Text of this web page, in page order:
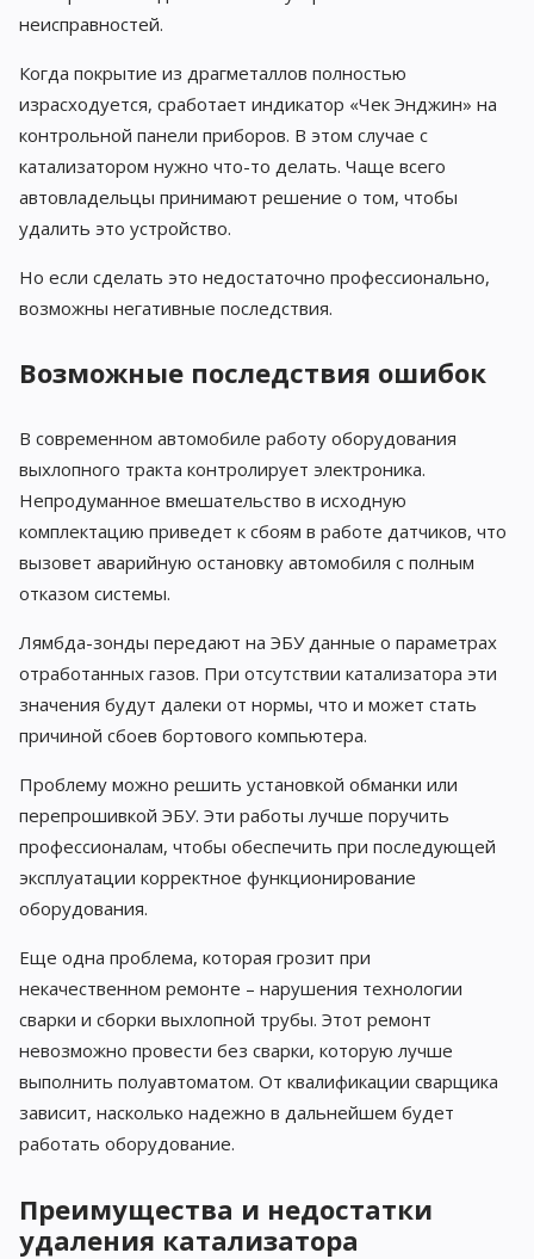
неисправностей.
Когда покрытие из драгметаллов полностью
израсходуется, сработает индикатор «Чек Энджин» на
контрольной панели приборов. В этом случае с
катализатором нужно что-то делать. Чаще всего
автовладельцы принимают решение о том, чтобы
удалить это устройство.
Но если сделать это недостаточно профессионально,
возможны негативные последствия.
Возможные последствия ошибок
В современном автомобиле работу оборудования
выхлопного тракта контролирует электроника.
Непродуманное вмешательство в исходную
комплектацию приведет к сбоям в работе датчиков, что
вызовет аварийную остановку автомобиля с полным
отказом системы.
Лямбда-зонды передают на ЭБУ данные о параметрах
отработанных газов. При отсутствии катализатора эти
значения будут далеки от нормы, что и может стать
причиной сбоев бортового компьютера.
Проблему можно решить установкой обманки или
перепрошивкой ЭБУ. Эти работы лучше поручить
профессионалам, чтобы обеспечить при последующей
эксплуатации корректное функционирование
оборудования.
Еще одна проблема, которая грозит при
некачественном ремонте – нарушения технологии
сварки и сборки выхлопной трубы. Этот ремонт
невозможно провести без сварки, которую лучше
выполнить полуавтоматом. От квалификации сварщика
зависит, насколько надежно в дальнейшем будет
работать оборудование.
Преимущества и недостатки
удаления катализатора